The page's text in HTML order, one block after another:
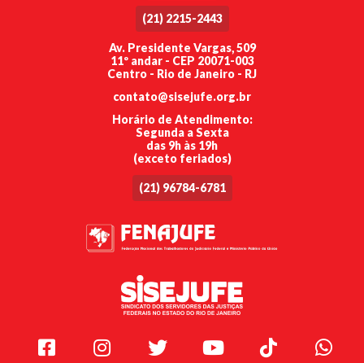
(21) 2215-2443
Av. Presidente Vargas, 509
11º andar - CEP 20071-003
Centro - Rio de Janeiro - RJ
contato@sisejufe.org.br
Horário de Atendimento:
Segunda a Sexta
das 9h às 19h
(exceto feriados)
(21) 96784-6781
Facebook Instagram Twitter Youtube TikTok